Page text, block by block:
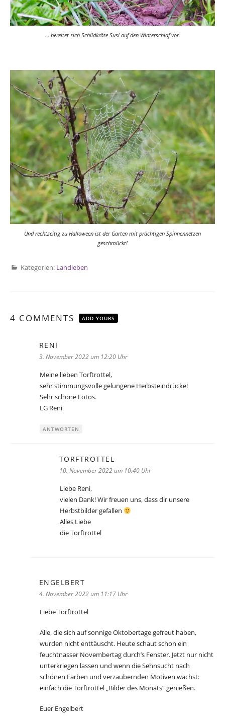
… bereitet sich Schildkröte Susi auf den Winterschlaf vor.
Und rechtzeitig zu Halloween ist der Garten mit prächtigen Spinnennetzen
geschmückt!
Kategorien: Landleben
4 COMMENTS ADD YOURS
RENI
3. November 2022 um 12:20 Uhr
Meine lieben Torftrottel,
sehr stimmungsvolle gelungene Herbsteindrücke!
Sehr schöne Fotos.
LG Reni
ANTWORTEN
TORFTROTTEL
10. November 2022 um 10:40 Uhr
Liebe Reni,
vielen Dank! Wir freuen uns, dass dir unsere
Herbstbilder gefallen
Alles Liebe
die Torftrottel
ENGELBERT
4. November 2022 um 11:17 Uhr
Liebe Torftrottel
Alle, die sich auf sonnige Oktobertage gefreut haben,
wurden nicht enttäuscht. Heute schaut schon ein
feuchtnasser Novembertag durch’s Fenster. Jetzt nur nicht
unterkriegen lassen und wenn die Sehnsucht nach
schönen Farben und verzaubernden Motiven wächst:
einfach die Torftrottel „Bilder des Monats“ genießen.
Euer Engelbert